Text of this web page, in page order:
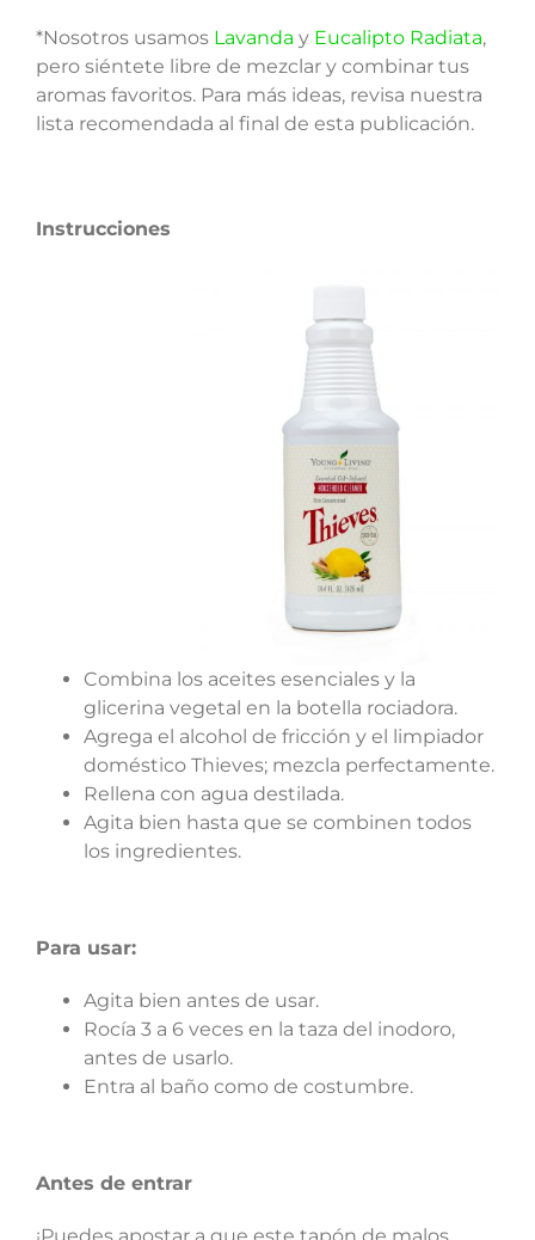
*Nosotros usamos Lavanda y Eucalipto Radiata,
pero siéntete libre de mezclar y combinar tus
aromas favoritos. Para más ideas, revisa nuestra
lista recomendada al final de esta publicación.
Instrucciones
Combina los aceites esenciales y la
glicerina vegetal en la botella rociadora.
Agrega el alcohol de fricción y el limpiador
doméstico Thieves; mezcla perfectamente.
Rellena con agua destilada.
Agita bien hasta que se combinen todos
los ingredientes.
Para usar:
Agita bien antes de usar.
Rocía 3 a 6 veces en la taza del inodoro,
antes de usarlo.
Entra al baño como de costumbre.
Antes de entrar
¡Puedes apostar a que este tapón de malos